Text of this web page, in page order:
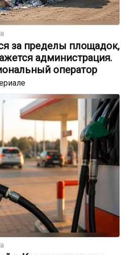
за пределы площадок,
администрация.
оператор